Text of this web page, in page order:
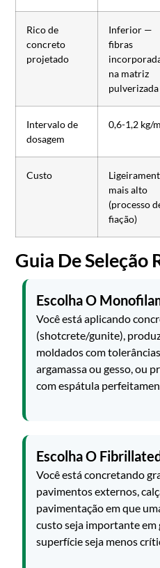
Rico de
concreto
projetado
Inferior —
fibras
na matriz
pulverizada
Intervalo de
dosagem
0,6-1,2 kg/
Custo
mais alto
(processo
fiação)
Guia De Seleção
Escolha O
Você está aplicando
(shotcrete/gunite),
moldados com
argamassa ou gesso, ou
com espátula
Escolha O
Você está concretando
pavimentos externos,
pavimentação em que
custo seja importante em
superfície seja menos